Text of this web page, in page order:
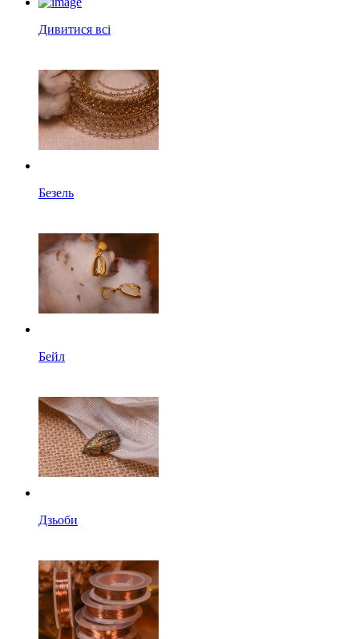
Дивитися всі
Безель
Бейл
Дзьоби